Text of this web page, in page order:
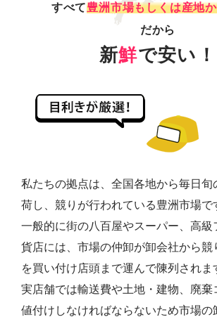
すべて豊洲市場もしくは産地
だから
新鮮で安い！
私たちの拠点は、全国各地から毎日旬
荷し、競りが行われている豊洲市場で
一般的に街の八百屋やスーパー、高級
貨店には、市場の仲卸が卸会社から競
を買い付け店頭まで運んで陳列されま
実店舗では輸送費や土地・建物、廃棄
値付けしなければならないため市場の